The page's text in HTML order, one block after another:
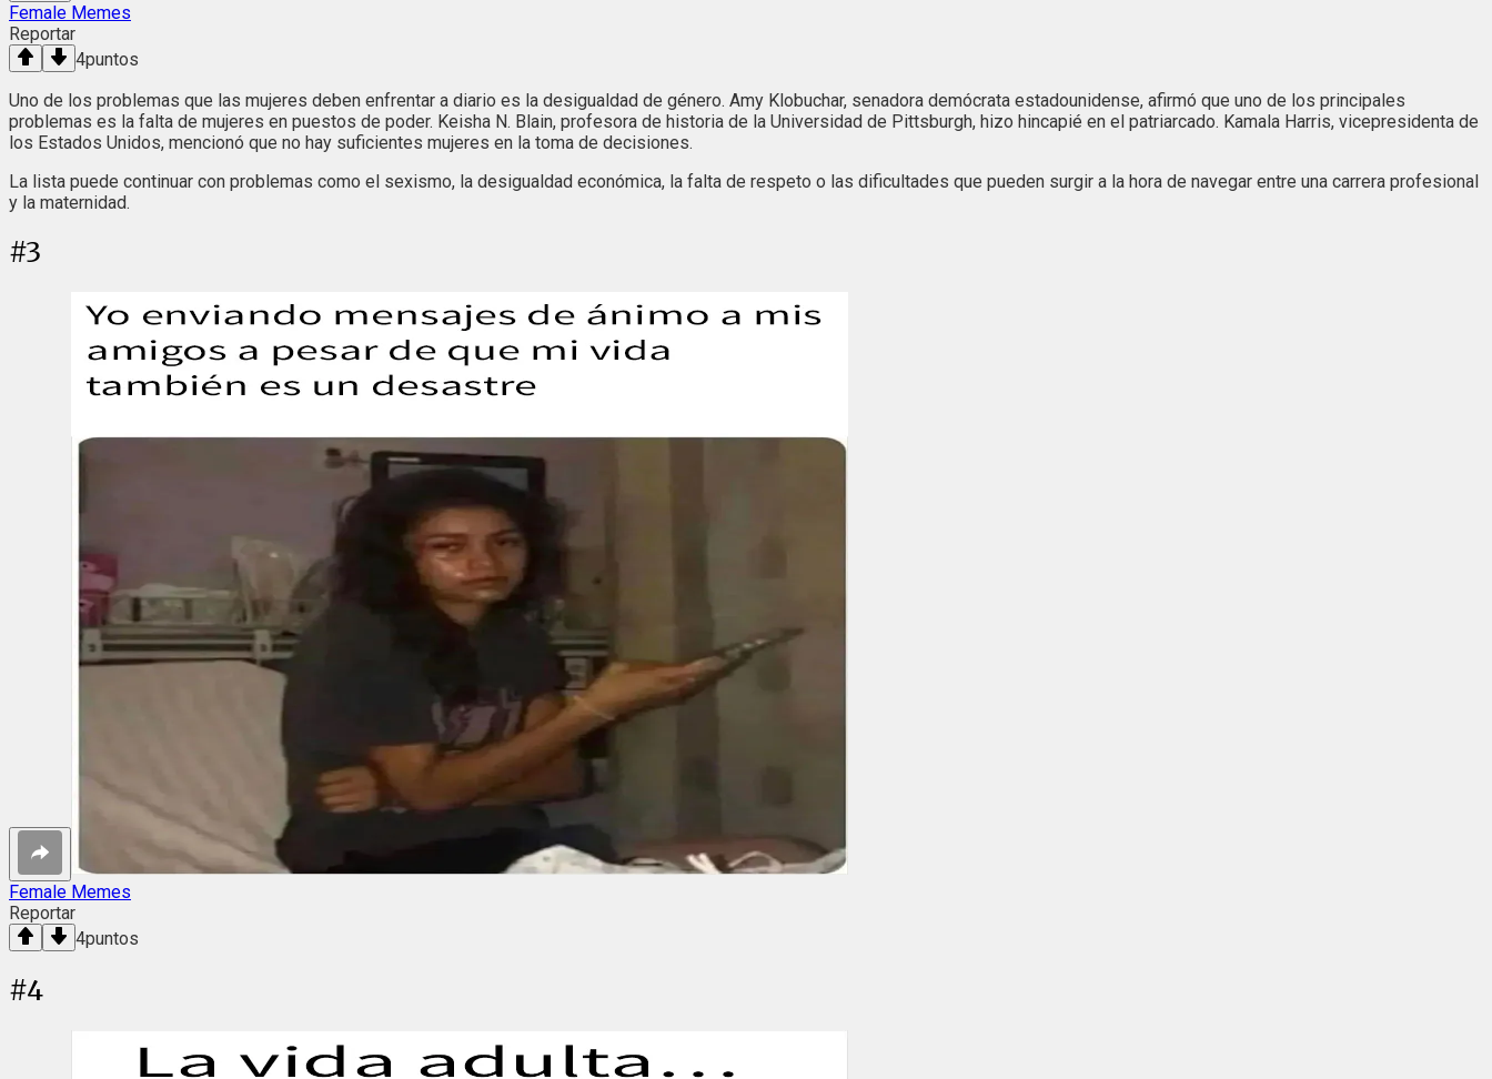
Female Memes
Reportar
4puntos
Uno de los problemas que las mujeres deben enfrentar a diario es la desigualdad de género. Amy Klobuchar, senadora demócrata estadounidense, afirmó que uno de los principales
problemas es la falta de mujeres en puestos de poder. Keisha N. Blain, profesora de historia de la Universidad de Pittsburgh, hizo hincapié en el patriarcado. Kamala Harris, vicepresidenta de
los Estados Unidos, mencionó que no hay suficientes mujeres en la toma de decisiones.
La lista puede continuar con problemas como el sexismo, la desigualdad económica, la falta de respeto o las dificultades que pueden surgir a la hora de navegar entre una carrera profesional
y la maternidad.
#3
Female Memes
Reportar
4puntos
#4